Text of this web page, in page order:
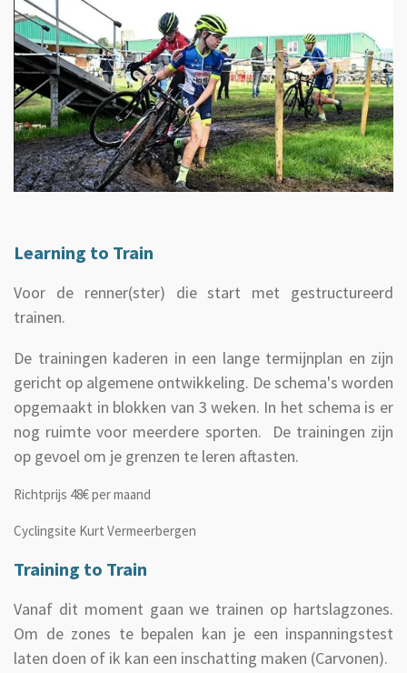
Learning to Train
Voor de renner(ster) die start met gestructureerd
trainen.
De trainingen kaderen in een lange termijnplan en zijn
gericht op algemene ontwikkeling. De schema's worden
opgemaakt in blokken van 3 weken. In het schema is er
nog ruimte voor meerdere sporten. De trainingen zijn
op gevoel om je grenzen te leren aftasten.
Richtprijs 48€ per maand
Cyclingsite Kurt Vermeerbergen
Training to Train
Vanaf dit moment gaan we trainen op hartslagzones.
Om de zones te bepalen kan je een inspanningstest
laten doen of ik kan een inschatting maken (Carvonen).